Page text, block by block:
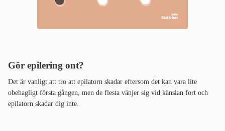
Gör epilering ont?
Det är vanligt att tro att epilatorn skadar eftersom det kan vara lite
obehagligt första gången, men de flesta vänjer sig vid känslan fort och
epilatorn skadar dig inte.